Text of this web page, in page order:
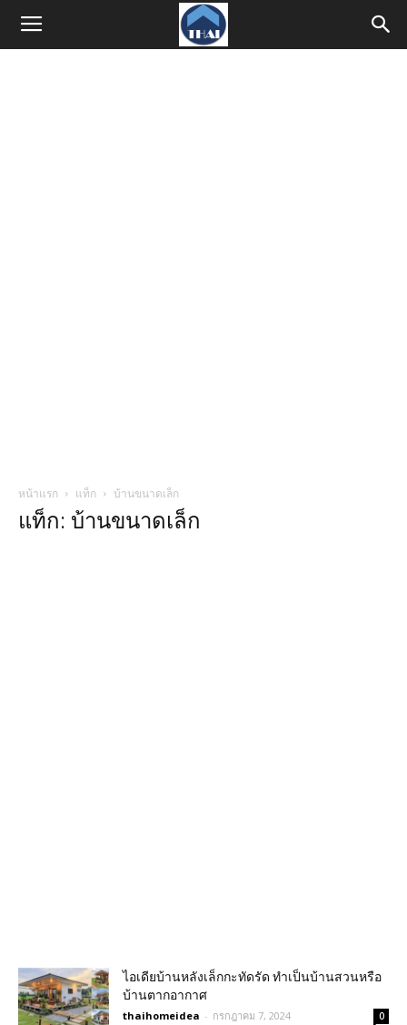
หน้าแรก แท็ก บ้านขนาดเล็ก
แท็ก: บ้านขนาดเล็ก
ไอเดียบ้านหลังเล็กกะทัดรัด ทำเป็นบ้านสวนหรือ
บ้านตากอากาศ
thaihomeidea - กรกฎาคม 7, 2024 0